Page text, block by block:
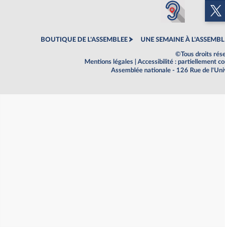
BOUTIQUE DE L'ASSEMBLEE UNE SEMAINE À
©Tous droits
Mentions légales
Accessibilité : partiellement
Assemblée nationale - 126 Rue de